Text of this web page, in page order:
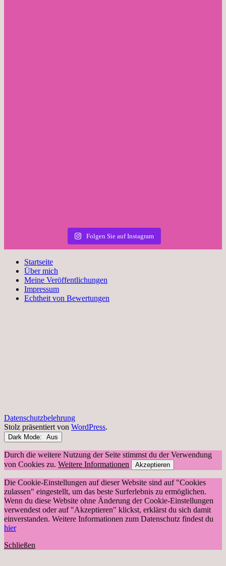
Folgen Sie auf Instagram
Startseite
Über mich
Meine Veröffentlichungen
Impressum
Echtheit von Bewertungen
Datenschutzbelehrung
Stolz präsentiert von WordPress.
Dark Mode:
Durch die weitere Nutzung der Seite stimmst du der Verwendung
von Cookies zu. Weitere Informationen Akzeptieren
Die Cookie-Einstellungen auf dieser Website sind auf "Cookies
zulassen" eingestellt, um das beste Surferlebnis zu ermöglichen.
Wenn du diese Website ohne Änderung der Cookie-Einstellungen
verwendest oder auf "Akzeptieren" klickst, erklärst du sich damit
einverstanden. Weitere Informationen zum Datenschutz findest du
hier
Schließen